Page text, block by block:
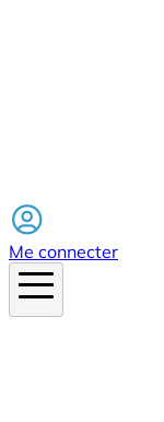
Me connecter